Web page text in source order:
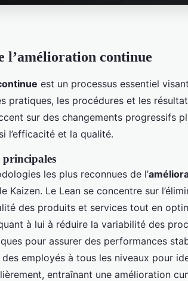
l’amélioration continue
est un processus essentiel
pratiques, les procédures et les
sur des changements progressifs
l’efficacité et la qualité.
principales
les plus reconnues de l’
Kaizen. Le Lean se concentre sur
des produits et services tout en
à lui à réduire la variabilité des
pour assurer des performances
des employés à tous les niveaux pour
entraînant une amélioration